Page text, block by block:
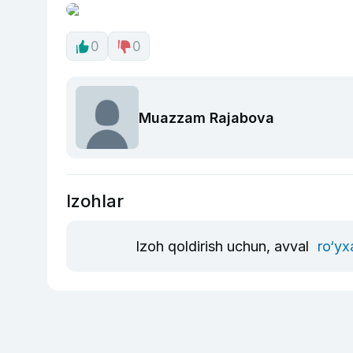
0 0
Muazzam Rajabova
Izohlar
Izoh qoldirish uchun, avval